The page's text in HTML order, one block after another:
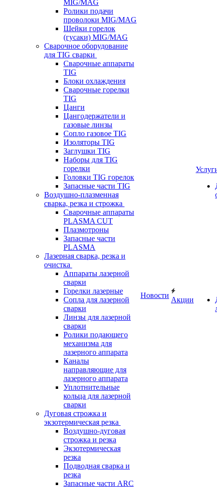
MIG/MAG
Ролики подачи
проволоки MIG/MAG
Шейки горелок
(гусаки) MIG/MAG
Сварочное оборудование
для TIG сварки
Сварочные аппараты
TIG
Блоки охлаждения
Сварочные горелки
TIG
Цанги
Цангодержатели и
газовые линзы
Сопло газовое TIG
Изоляторы TIG
Заглушки TIG
Наборы для TIG
горелки
Головки TIG горелок
Запасные части TIG
Воздушно-плазменная
сварка, резка и строжка
Сварочные аппараты
PLASMA CUT
Плазмотроны
Запасные части
PLASMA
Лазерная сварка, резка и
очистка
Аппараты лазерной
сварки
Горелки лазерные
Сопла для лазерной
сварки
Линзы для лазерной
сварки
Ролики подающего
механизма для
лазерного аппарата
Каналы
направляющие для
лазерного аппарата
Уплотнительные
кольца для лазерной
сварки
Дуговая строжка и
экзотермическая резка
Воздушно-дуговая
строжка и резка
Экзотермическая
резка
Подводная сварка и
резка
Запасные части ARC
Новости
Акции